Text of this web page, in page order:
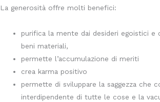
La generosità offre molti benefici:
purifica la mente dai desideri egoistici e
beni materiali,
permette l’accumulazione di meriti
crea karma positivo
permette di sviluppare la saggezza che
interdipendente di tutte le cose e la